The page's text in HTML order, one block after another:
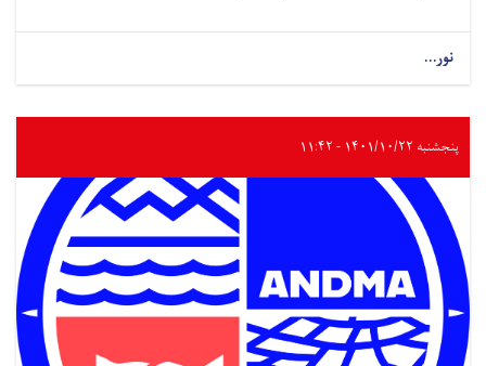
نور...
پنجشنبه ۱۴۰۱/۱۰/۲۲ - ۱۱:۴۲